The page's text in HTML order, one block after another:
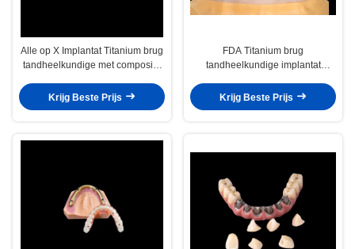
Alle op X Implantat Titanium brug
tandheelkundige met composiet
Krijg Beste Prijs
FDA Titanium brug
tandheelkundige implantat
Krijg Beste Prijs